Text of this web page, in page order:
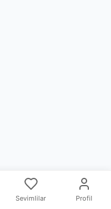
Sevimlilar Profil